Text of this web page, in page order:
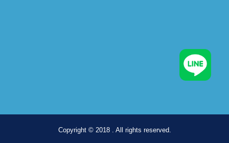
Copyright © 2018 . All rights reserved.